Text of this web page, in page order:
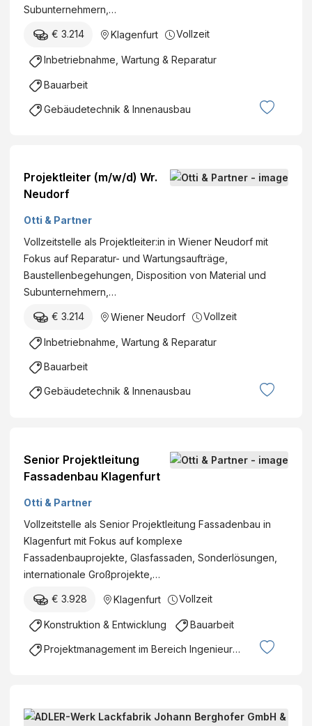
Subunternehmern,…
€ 3.214 Klagenfurt Vollzeit
Inbetriebnahme, Wartung & Reparatur
Bauarbeit
Gebäudetechnik & Innenausbau
Projektleiter (m/w/d) Wr.
Neudorf
Otti & Partner
Vollzeitstelle als Projektleiter:in in Wiener Neudorf mit
Fokus auf Reparatur- und Wartungsaufträge,
Baustellenbegehungen, Disposition von Material und
Subunternehmern,…
€ 3.214 Wiener Neudorf Vollzeit
Inbetriebnahme, Wartung & Reparatur
Bauarbeit
Gebäudetechnik & Innenausbau
Senior Projektleitung
Fassadenbau Klagenfurt
Otti & Partner
Vollzeitstelle als Senior Projektleitung Fassadenbau in
Klagenfurt mit Fokus auf komplexe
Fassadenbauprojekte, Glasfassaden, Sonderlösungen,
internationale Großprojekte,…
€ 3.928 Klagenfurt Vollzeit
Konstruktion & Entwicklung Bauarbeit
Projektmanagement im Bereich Ingenieurswesen
J